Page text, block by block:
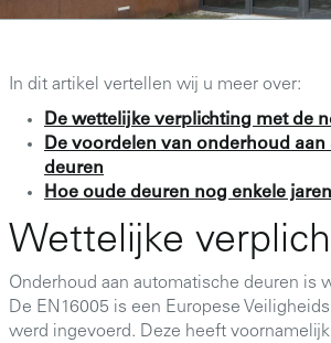
In dit artikel vertellen wij u meer over:
De wettelijke verplichting met de
De voordelen van onderhoud aan
deuren
Hoe oude deuren nog enkele
Wettelijke
Onderhoud aan automatische deuren is
De EN16005 is een Europese
werd ingevoerd. Deze heeft